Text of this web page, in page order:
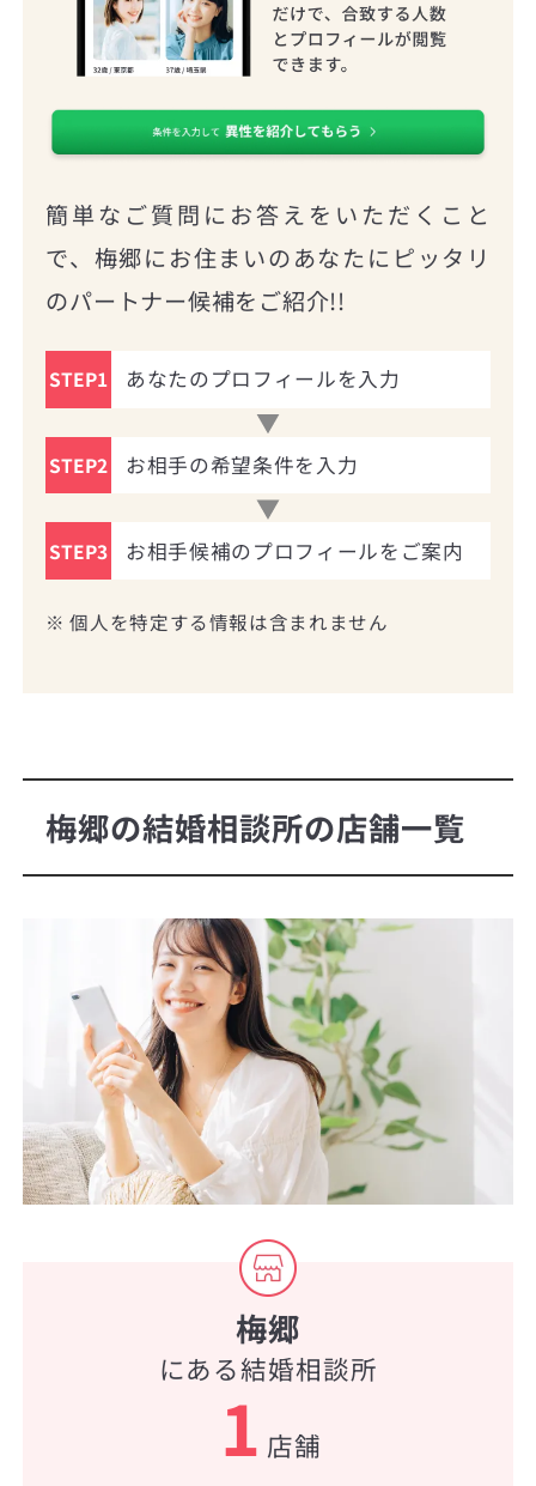
簡単なご質問にお答えをいただくこと
で、梅郷にお住まいのあなたにピッタリ
のパートナー候補をご紹介!!
STEP1 あなたのプロフィールを入力
STEP2 お相手の希望条件を入力
STEP3 お相手候補のプロフィールをご案内
※ 個人を特定する情報は含まれません
梅郷の結婚相談所の店舗一覧
梅郷
にある結婚相談所
1 店舗